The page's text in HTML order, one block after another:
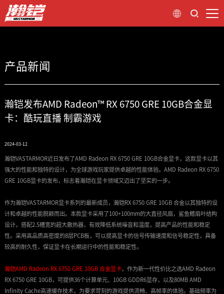
产品新闻
瀚铠发布AMD Radeon™ RX 6750 GRE 10GB合金显
卡：酷玩直播 制霸游戏
2024-03-12
瀚铠VASTARMOR近日发布了AMD Radeon RX 6750 GRE 10GB合金显卡，这款显卡以其
强大的性能和独特的设计，为全球游戏玩家提供卓越的性能体验。AMD Radeon RX 6750
GRE 10GB显卡的发布，标志着瀚铠在显卡领域又迈出了坚实的一步。
作为瀚铠VASTARMOR显卡系列的最新成员，瀚铠RX 6750 GRE 10GB 合金以其独特的设
计和卓越的性能脱颖而出。本款显卡采用了100+100mm的大直径风扇，鲨鱼鳍扇叶结构
设计，搭配2.5槽宽的超大散热器，有效降低系统噪音和温度，提高产品的性能和稳定
性。采用高品质高密度的8层PCB板，可以提高显卡的信号传输速度和信号稳定性，具备
较高的耐久性，保证显卡在长期运行中的性能和稳定性。
瀚铠AMD Radeon RX 6750 GRE 10GB 合金显卡，作为新一代性价比之选AMD Radeon
RX 6750 GRE 10GB，可提供36个计算单元、10GB GDDR6显存，以及80MB AMD
Infinity Cache高速缓存技术，为要求苛刻的游戏提供流畅、高帧率的体验。基础频率为